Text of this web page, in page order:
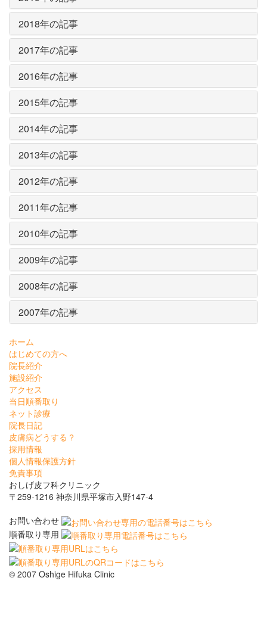
2018年の記事
2017年の記事
2016年の記事
2015年の記事
2014年の記事
2013年の記事
2012年の記事
2011年の記事
2010年の記事
2009年の記事
2008年の記事
2007年の記事
ホーム
はじめての方へ
院長紹介
施設紹介
アクセス
当日順番取り
ネット診療
院長日記
皮膚病どうする？
採用情報
個人情報保護方針
免責事項
おしげ皮フ科クリニック
〒259-1216 神奈川県平塚市入野147-4
お問い合わせ
順番取り専用
© 2007 Oshige Hifuka Clinic